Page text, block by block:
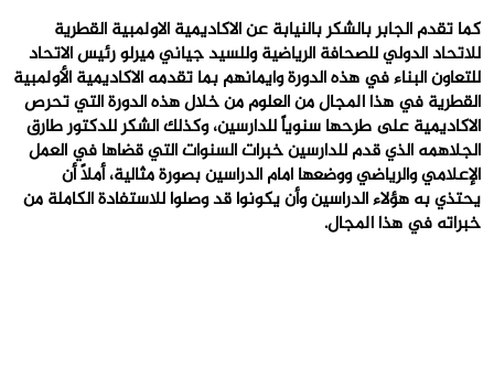
كما تقدم الجابر بالشكر بالنيابة عن الاكاديمية الاولمبية القطرية
للاتحاد الدولي للصحافة الرياضية وللسيد جياني ميرلو رئيس الاتحاد
للتعاون البناء في هذه الدورة وايمانهم بما تقدمه الاكاديمية الأولمبية
القطرية في هذا المجال من العلوم من خلال هذه الدورة التي تحرص
الاكاديمية على طرحها سنوياً للدارسين، وكذلك الشكر للدكتور طارق
الجلاهمه الذي قدم للدارسين خبرات السنوات التي قضاها في العمل
الإعلامي والرياضي ووضعها امام الدراسين بصورة مثالية، أملاً أن
يحتذي به هؤلاء الدراسين وأن يكونوا قد وصلوا للاستفادة الكاملة من
خبراته في هذا المجال.